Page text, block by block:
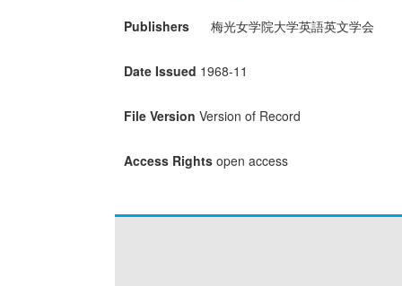
Publishers 梅光女学院大学英語英文学会
Date Issued 1968-11
File Version Version of Record
Access Rights open access